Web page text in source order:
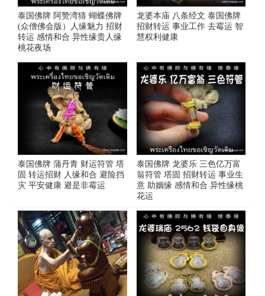
泰国佛牌 阿赞湾猜 蝴蝶佛牌
(众僧佛会版）人缘魅力 招财
转运 感情和合 异性缘贵人缘
桃花夜场
龙婆本庙 八条经文 泰国佛牌
招财转运 事业工作 去霉运 智
慧权利健康
泰国佛牌 蒲丹青 财运符管 塔
固 转运招财 人缘和合 避险挡
灾 平安健康 避是非霉运
泰国佛牌 龙婆乐 三色亿万富
翁符管 塔固 招财转运 事业生
意 助姻缘 感情和合 异性缘桃
花运